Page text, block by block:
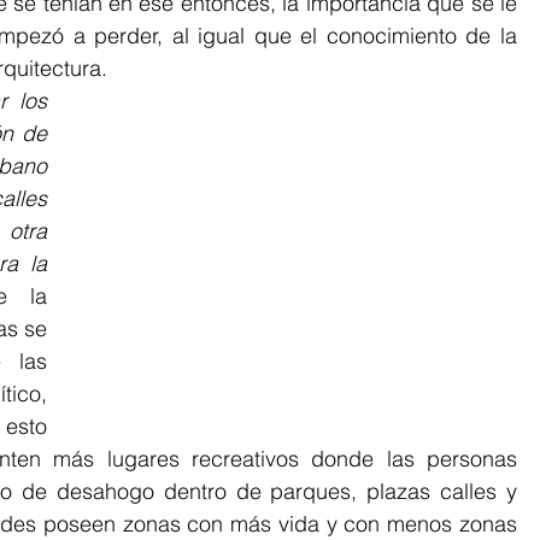
a perder, al igual que el conocimiento de la
los
de
la
la
se
las
más lugares recreativos donde las personas
de desahogo dentro de parques, plazas calles y
poseen zonas con más vida y con menos zonas